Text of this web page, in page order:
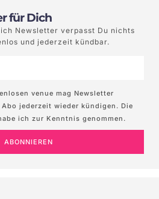
für Dich
Newsletter verpasst Du nichts
und jederzeit kündbar.
venue mag Newsletter
jederzeit wieder kündigen. Die
ich zur Kenntnis genommen.
ABONNIEREN